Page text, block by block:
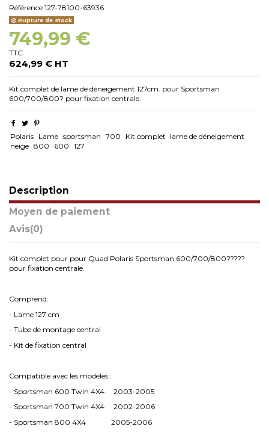
Référence 127-78100-63936
Rupture de stock
749,99 €
TTC
624,99 € HT
Kit complet de lame de déneigement 127cm. pour Sportsman
600/700/800? pour fixation centrale.
Polaris Lame sportsman 700 Kit complet lame de déneigement
neige 800 600 127
Description
Moyen de paiement
Avis(0)
Kit complet pour pour Quad Polaris Sportsman 600/700/800?????
pour fixation centrale.
Comprend:
- Lame 127 cm
- Tube de montage central
- Kit de fixation central
Compatible avec les modèles :
- Sportsman 600 Twin 4X4 2003-2005
- Sportsman 700 Twin 4X4 2002-2006
- Sportsman 800 4X4 2005-2006